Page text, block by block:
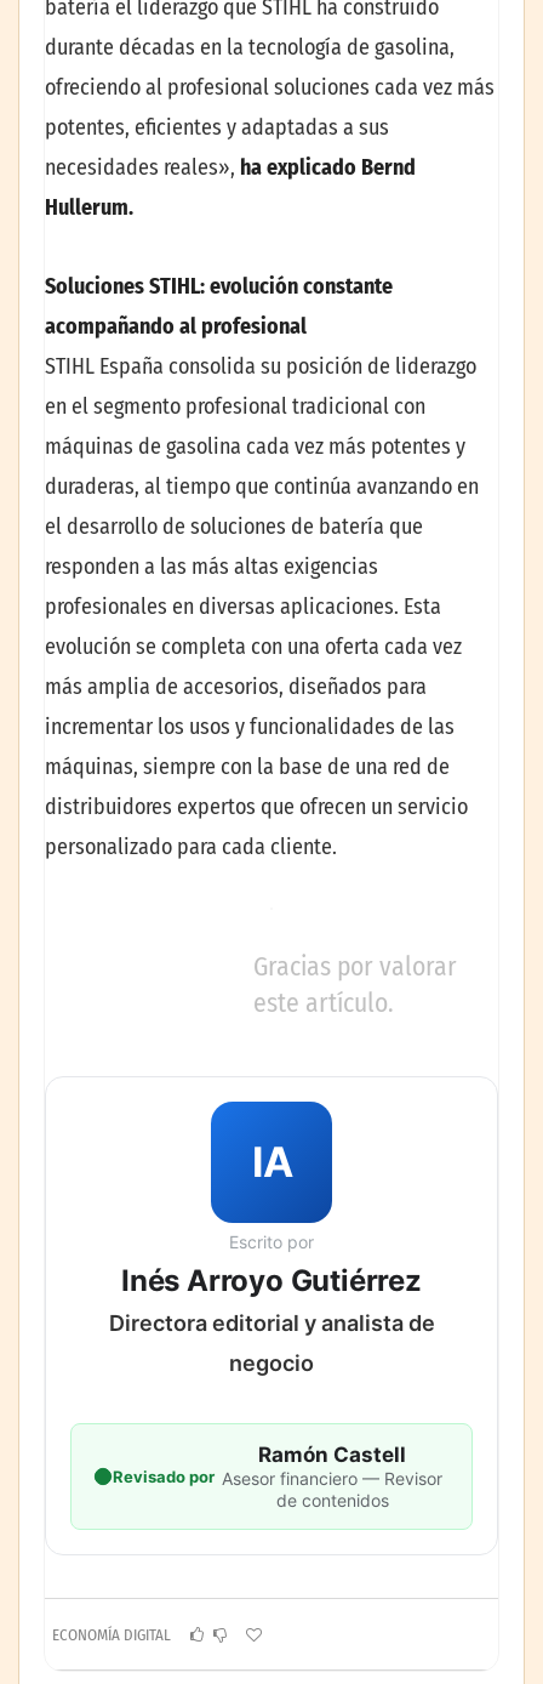
batería el liderazgo que STIHL ha construido
durante décadas en la tecnología de gasolina,
ofreciendo al profesional soluciones cada vez más
potentes, eficientes y adaptadas a sus
necesidades reales», ha explicado Bernd
Hullerum.
Soluciones STIHL: evolución constante
acompañando al profesional
STIHL España consolida su posición de liderazgo
en el segmento profesional tradicional con
máquinas de gasolina cada vez más potentes y
duraderas, al tiempo que continúa avanzando en
el desarrollo de soluciones de batería que
responden a las más altas exigencias
profesionales en diversas aplicaciones. Esta
evolución se completa con una oferta cada vez
más amplia de accesorios, diseñados para
incrementar los usos y funcionalidades de las
máquinas, siempre con la base de una red de
distribuidores expertos que ofrecen un servicio
personalizado para cada cliente.
Gracias por valorar
este artículo.
IA
Escrito por
Inés Arroyo Gutiérrez
Directora editorial y analista de
negocio
Revisado por
Ramón Castell
Asesor financiero — Revisor
de contenidos
ECONOMÍA DIGITAL